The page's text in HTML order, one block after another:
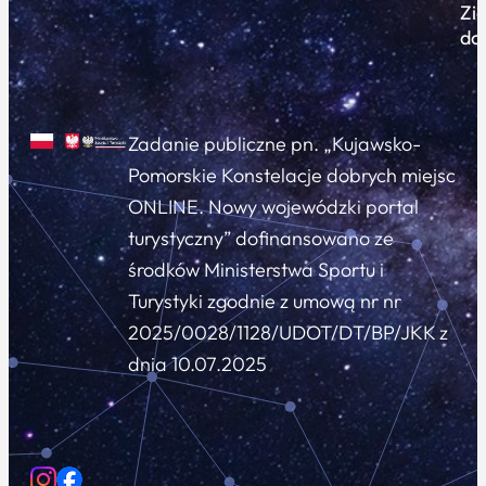
Zadanie publiczne pn. „Kujawsko-
Pomorskie Konstelacje dobrych miejsc
ONLINE. Nowy wojewódzki portal
turystyczny” dofinansowano ze
środków Ministerstwa Sportu i
Turystyki zgodnie z umową nr nr
2025/0028/1128/UDOT/DT/BP/JKK z
dnia 10.07.2025